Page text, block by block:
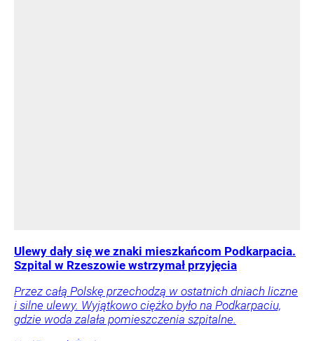
Ulewy dały się we znaki mieszkańcom Podkarpacia.
Szpital w Rzeszowie wstrzymał przyjęcia
Przez całą Polskę przechodzą w ostatnich dniach liczne
i silne ulewy. Wyjątkowo ciężko było na Podkarpaciu,
gdzie woda zalała pomieszczenia szpitalne.